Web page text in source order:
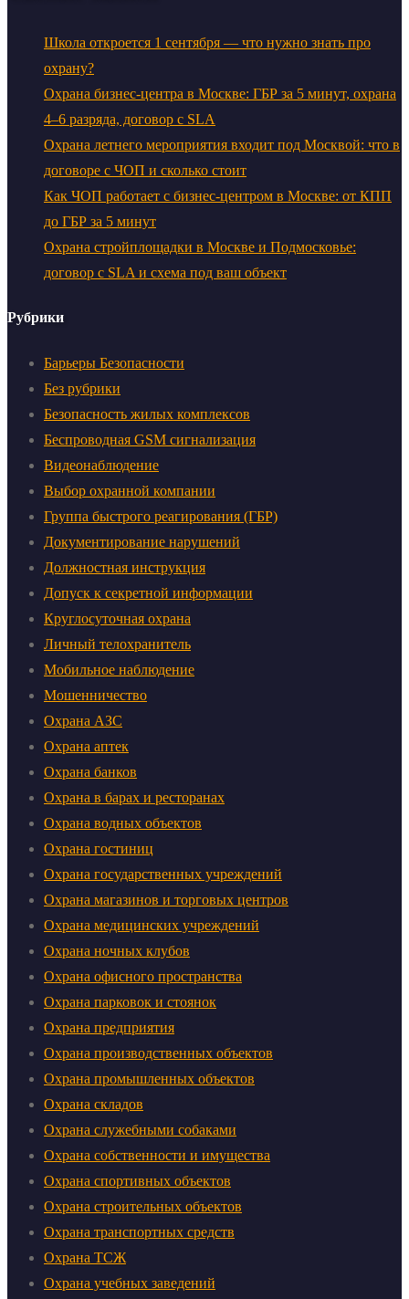
Школа откроется 1 сентября — что нужно знать про
охрану?
Охрана бизнес-центра в Москве: ГБР за 5 минут, охрана
4–6 разряда, договор с SLA
Охрана летнего мероприятия входит под Москвой: что в
договоре с ЧОП и сколько стоит
Как ЧОП работает с бизнес-центром в Москве: от КПП
до ГБР за 5 минут
Охрана стройплощадки в Москве и Подмосковье:
договор с SLA и схема под ваш объект
Рубрики
Барьеры Безопасности
Без рубрики
Безопасность жилых комплексов
Беспроводная GSM сигнализация
Видеонаблюдение
Выбор охранной компании
Группа быстрого реагирования (ГБР)
Документирование нарушений
Должностная инструкция
Допуск к секретной информации
Круглосуточная охрана
Личный телохранитель
Мобильное наблюдение
Мошенничество
Охрана АЗС
Охрана аптек
Охрана банков
Охрана в барах и ресторанах
Охрана водных объектов
Охрана гостиниц
Охрана государственных учреждений
Охрана магазинов и торговых центров
Охрана медицинских учреждений
Охрана ночных клубов
Охрана офисного пространства
Охрана парковок и стоянок
Охрана предприятия
Охрана производственных объектов
Охрана промышленных объектов
Охрана складов
Охрана служебными собаками
Охрана собственности и имущества
Охрана спортивных объектов
Охрана строительных объектов
Охрана транспортных средств
Охрана ТСЖ
Охрана учебных заведений